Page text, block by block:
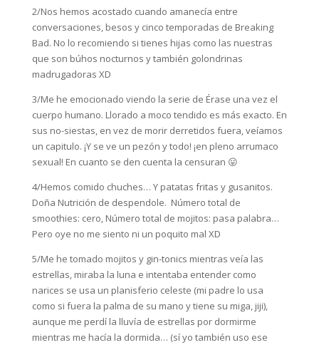
2/Nos hemos acostado cuando amanecía entre
conversaciones, besos y cinco temporadas de Breaking
Bad. No lo recomiendo si tienes hijas como las nuestras
que son búhos nocturnos y también golondrinas
madrugadoras XD
3/Me he emocionado viendo la serie de Érase una vez el
cuerpo humano. Llorado a moco tendido es más exacto. En
sus no-siestas, en vez de morir derretidos fuera, veíamos
un capitulo. ¡Y se ve un pezón y todo! ¡en pleno arrumaco
sexual! En cuanto se den cuenta la censuran 😛
4/Hemos comido chuches… Y patatas fritas y gusanitos.
Doña Nutrición de despendole. Número total de
smoothies: cero, Número total de mojitos: pasa palabra…
Pero oye no me siento ni un poquito mal XD
5/Me he tomado mojitos y gin-tonics mientras veía las
estrellas, miraba la luna e intentaba entender como
narices se usa un planisferio celeste (mi padre lo usa
como si fuera la palma de su mano y tiene su miga, jiji),
aunque me perdí la lluvía de estrellas por dormirme
mientras me hacía la dormida… (sí yo también uso ese